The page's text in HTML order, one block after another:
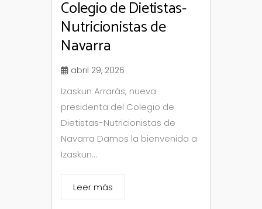
Colegio de Dietistas-
Nutricionistas de
Navarra
abril 29, 2026
Izaskun Arrarás, nueva
presidenta del Colegio de
Dietistas-Nutricionistas de
Navarra Damos la bienvenida a
Izaskun...
Leer más